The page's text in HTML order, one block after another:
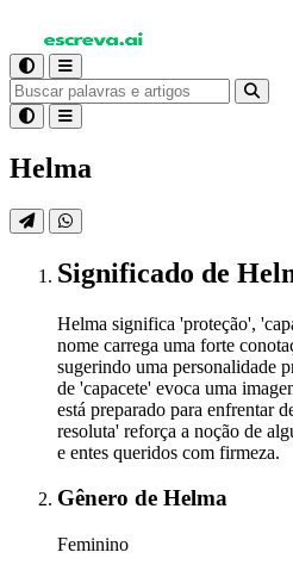
Helma
Significado de
Helma significa 'proteção',
nome carrega uma forte
sugerindo uma personalidade
de 'capacete' evoca uma
está preparado para enfrentar
resoluta' reforça a noção de
e entes queridos com firmeza.
Gênero de Helma
Feminino